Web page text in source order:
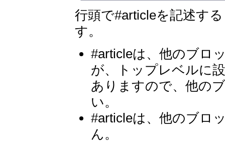
行頭で#articleを記述す
す。
#articleは、他のブロ
が、トップレベルに
ありますので、他の
い。
#articleは、他のブロ
ん。